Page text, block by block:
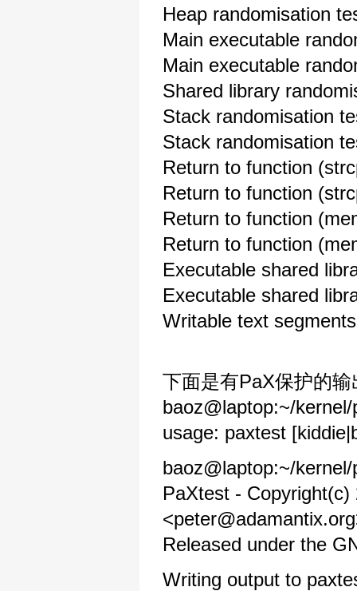
Heap
Main executable
Main executable
Shared library
Stack randomisation
Stack randomisation
Return to function
Return to function
Return to function
Return to function
Executable shared
Executable shared
Writable text
下面是有PaX保护的输
baoz@laptop:~/
usage: paxtest
baoz@laptop:~/
PaXtest -
Released under the
Writing output to